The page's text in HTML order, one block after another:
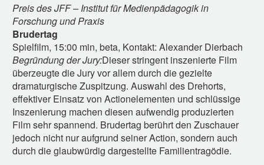
Preis des JFF – Institut für Medienpädagogik in
Forschung und Praxis
Brudertag
Spielfilm, 15:00 min, beta, Kontakt: Alexander Dierbach
Begründung der Jury:Dieser stringent inszenierte Film
überzeugte die Jury vor allem durch die gezielte
dramaturgische Zuspitzung. Auswahl des Drehorts,
effektiver Einsatz von Actionelementen und schlüssige
Inszenierung machen diesen aufwendig produzierten
Film sehr spannend. Brudertag berührt den Zuschauer
jedoch nicht nur aufgrund seiner Action, sondern auch
durch die glaubwürdig dargestellte Familientragödie.